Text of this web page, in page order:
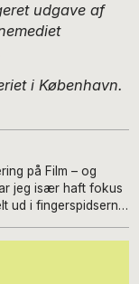
udgave af
i København.
på Film – og
jeg især haft fokus
ud i fingerspidserne
indflydelse på